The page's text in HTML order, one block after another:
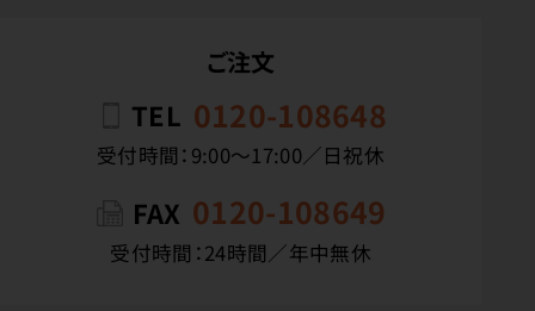
ご注文
TEL 0120-108648
受付時間：9:00〜17:00／日祝休
FAX 0120-108649
受付時間：24時間／年中無休